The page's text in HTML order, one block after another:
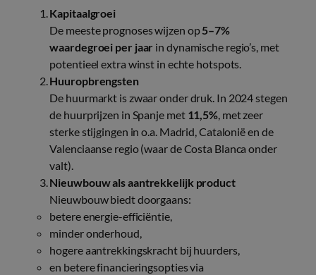
Kapitaalgroei
De meeste prognoses wijzen op5–7%
waardegroei per jaar in dynamische regio’s, met
potentieel extra winst in echte hotspots.
Huuropbrengsten
De huurmarkt is zwaar onder druk. In 2024 stegen
de huurprijzen in Spanje met 11,5%, met zeer
sterke stijgingen in o.a. Madrid, Catalonië en de
Valenciaanse regio (waar de Costa Blanca onder
valt).
Nieuwbouw als aantrekkelijk product
Nieuwbouw biedt doorgaans:
betere energie-efficiëntie,
minder onderhoud,
hogere aantrekkingskracht bij huurders,
en betere financieringsopties via